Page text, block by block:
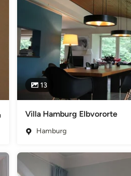
zu erkennen, zu harmonisieren und
hat einen positiven Einfluss
Hom 2,IFSA, 2013 Imperial Bazi - Part
Chue Style Training, IFSA, 2012
Amtsgericht Hamburg-Altona
cell +49 172 778 96 39 Per eMail
13
Villa Hamburg Elbvororte
Hamburg